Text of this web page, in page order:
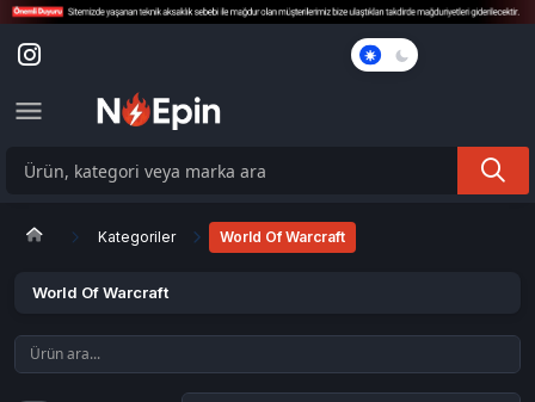
Kategoriler World Of Warcraft
World Of Warcraft